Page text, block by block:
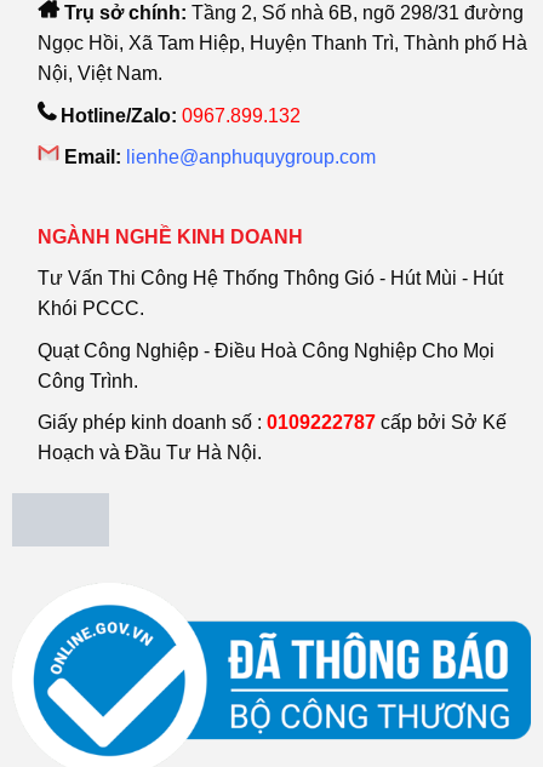
Trụ sở chính: Tầng 2, Số nhà 6B, ngõ 298/31 đường
Ngọc Hồi, Xã Tam Hiệp, Huyện Thanh Trì, Thành phố Hà
Nội, Việt Nam.
Hotline/Zalo: 0967.899.132
Email: lienhe@anphuquygroup.com
NGÀNH NGHỀ KINH DOANH
Tư Vấn Thi Công Hệ Thống Thông Gió - Hút Mùi - Hút
Khói PCCC.
Quạt Công Nghiệp - Điều Hoà Công Nghiệp Cho Mọi
Công Trình.
Giấy phép kinh doanh số : 0109222787 cấp bởi Sở Kế
Hoạch và Đầu Tư Hà Nội.